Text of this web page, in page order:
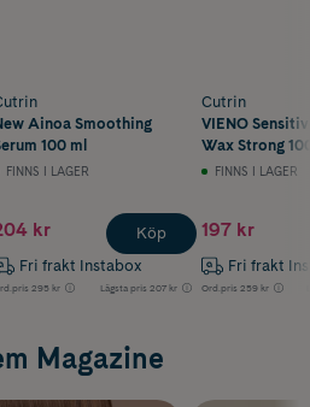
Ainoa Smoothing
100 ml
FINNS I LAGER
kr
Fri frakt Instabox
295 kr Lägsta pris 207 kr
Köp
Cutrin
VIENO
Wax Strong
FINNS I LAGER
197 kr
Fri frakt
Ord.pris 259 kr
Magazine